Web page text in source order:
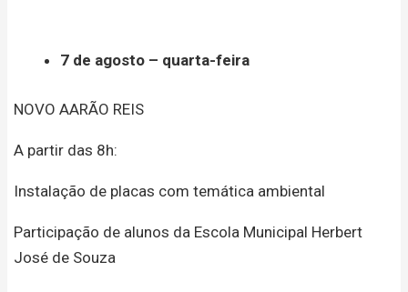
7 de agosto – quarta-feira
NOVO AARÃO REIS
A partir das 8h:
Instalação de placas com temática ambiental
Participação de alunos da Escola Municipal Herbert
José de Souza